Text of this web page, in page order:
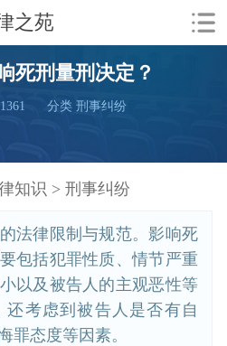
之苑
死刑量刑决定？
1361 分类 刑事纠纷
知识 > 刑事纠纷
法律限制与规范。影响死
包括犯罪性质、情节严重
以及被告人的主观恶性等
考虑到被告人是否有自
罪态度等因素。